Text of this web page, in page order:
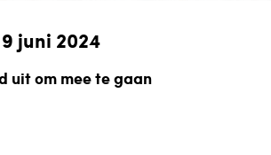
juni 2024
uit om mee te gaan